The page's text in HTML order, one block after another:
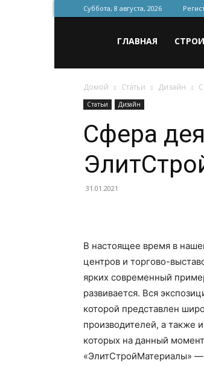
Суббота, 8 августа, 2026
для
строительства
и
ГЛАВНАЯ
Домой Статьи Дизайн
Статьи Дизайн
Сфера
31.01.2021
В настоящее время в
центров и торгово-
ярких современный
развивается. Вся
которой представлен
производителей, а также и
которых на данный
«ЭлитСтройМатериалы» —